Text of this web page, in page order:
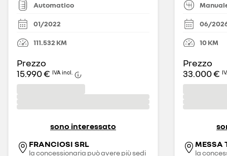
Automatico
01/2022
111.532 KM
Prezzo
15.990 € IVA incl.
sono interessato
FRANCIOSI SRL
la concessionaria può avere più sedi
06/
10KM
Prezzo
33.000 €
MESSA
la